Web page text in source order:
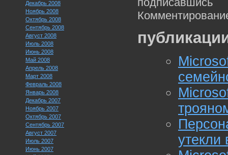
Декабрь 2008
Ноябрь 2008
Октябрь 2008
Сентябрь 2008
Август 2008
Июль 2008
Июнь 2008
Май 2008
Апрель 2008
Март 2008
Февраль 2008
Январь 2008
Декабрь 2007
Ноябрь 2007
Октябрь 2007
Сентябрь 2007
Август 2007
Июль 2007
Июнь 2007
утекли